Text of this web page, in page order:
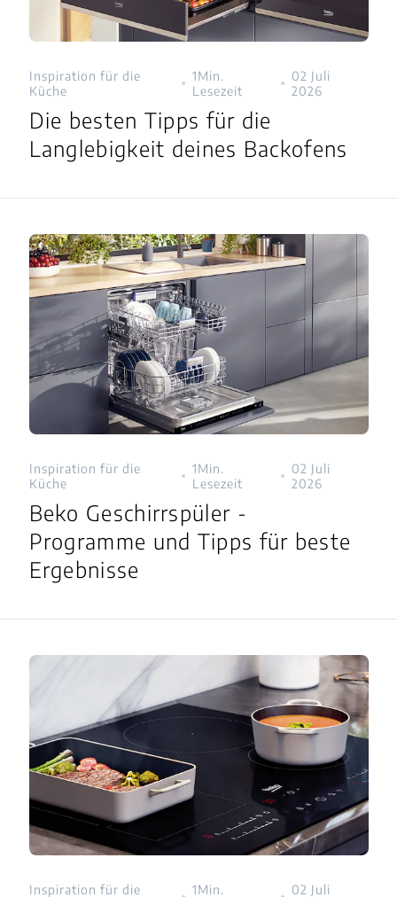
Inspiration für die
Küche
1Min.
Lesezeit
02 Juli
2026
Die besten Tipps für die
Langlebigkeit deines Backofens
Inspiration für die
Küche
1Min.
Lesezeit
02 Juli
2026
Beko Geschirrspüler -
Programme und Tipps für beste
Ergebnisse
Inspiration für die
1Min.
02 Juli